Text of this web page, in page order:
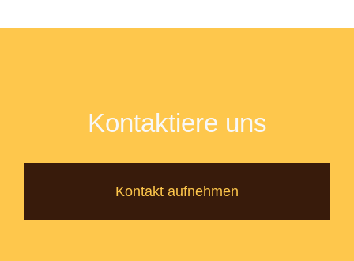
Kontaktiere uns
Kontakt aufnehmen